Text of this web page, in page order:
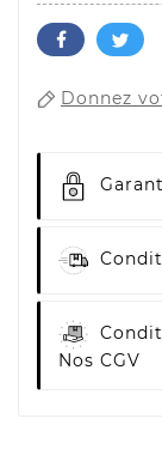
Donnez
Nos CGV